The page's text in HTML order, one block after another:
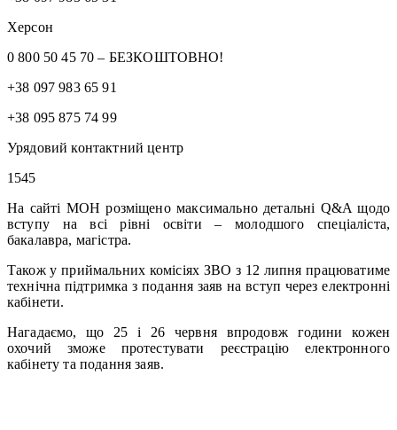
Херсон
0 800 50 45 70 – БЕЗКОШТОВНО!
+38 097 983 65 91
+38 095 875 74 99
Урядовий контактний центр
1545
На сайті МОН розміщено максимально детальні Q&A щодо
вступу на всі рівні освіти – молодшого спеціаліста,
бакалавра, магістра.
Також у приймальних комісіях ЗВО з 12 липня працюватиме
технічна підтримка з подання заяв на вступ через електронні
кабінети.
Нагадаємо, що 25 і 26 червня впродовж години кожен
охочий зможе протестувати реєстрацію електронного
кабінету та подання заяв.